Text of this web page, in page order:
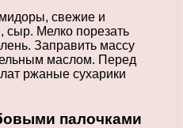
свежие и
сыр. Мелко порезать
Заправить массу
маслом. Перед
ржаные сухарики
палочками